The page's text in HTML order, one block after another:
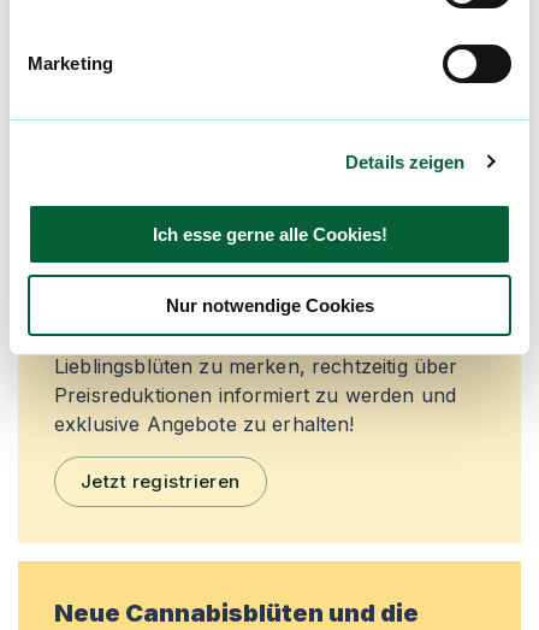
Marketing
Details zeigen
Ich esse gerne alle Cookies!
Nur notwendige Cookies
Mach mit in der flowzz.com
Community
Alle wichtigen Daten und Fakten - täglich
aktualisiert! Hilf uns mit Deinen Kommentaren
und Bewertungen flowzz noch besser zu
machen. Melde dich an, um dir deine
Lieblingsblüten zu merken, rechtzeitig über
Preisreduktionen informiert zu werden und
exklusive Angebote zu erhalten!
Jetzt registrieren
Neue Cannabisblüten und die